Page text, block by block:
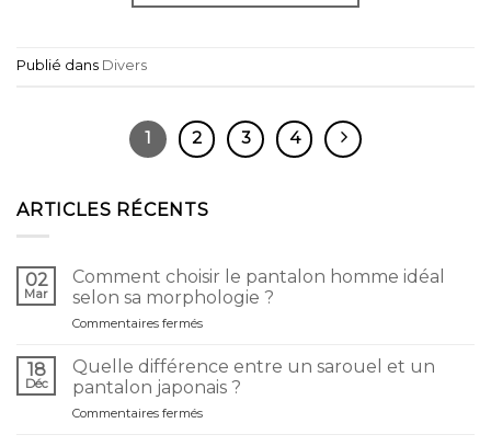
Publié dans Divers
1 2 3 4
ARTICLES RÉCENTS
02
Mar
Comment choisir le pantalon homme idéal
selon sa morphologie ?
Commentaires ferméssur
choisir
pantalon
homme
18
Déc
Quelle différence entre un sarouel et un
pantalon japonais ?
Commentaires ferméssur